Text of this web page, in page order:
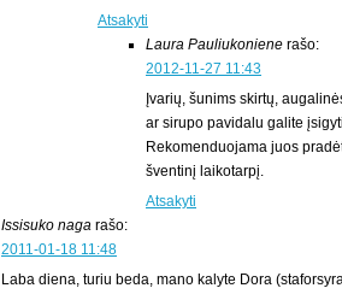
Atsakyti
Laura Pauliukoniene rašo:
2012-11-27 11:43
Įvarių, šunims skirtų,
ar sirupo pavidalu galite
Rekomenduojama juos
šventinį laikotarpį.
Atsakyti
Issisuko naga rašo:
2011-01-18 11:48
Laba diena, turiu beda, mano kalyte Dora